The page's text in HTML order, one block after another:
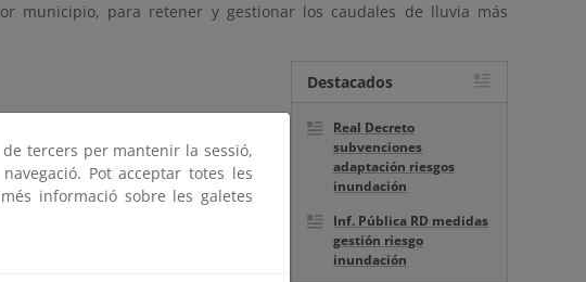
municipio, para retener y gestionar los caudales de lluvia más
Destacados
Real Decreto
subvenciones
adaptación riesgos
inundación
Inf. Pública RD medidas
gestión riesgo
inundación
tercers per mantenir la sessió,
Pot acceptar totes les
informació sobre les galetes